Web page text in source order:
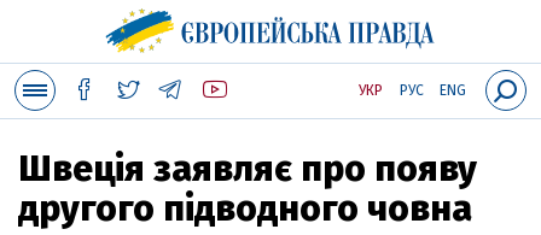
УКР РУС ENG
Швеція заявляє про появу
другого підводного човна